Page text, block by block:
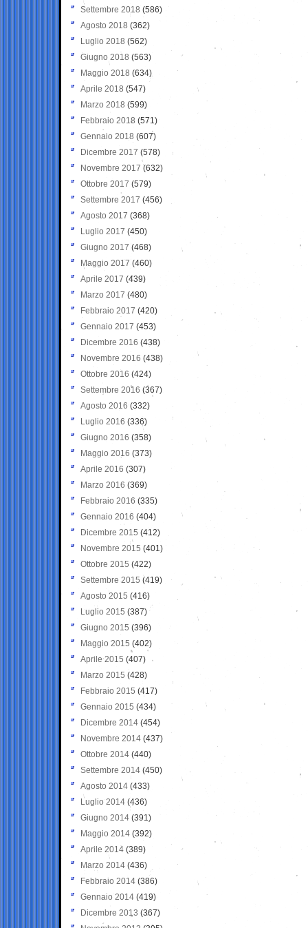
Settembre 2018 (586)
Agosto 2018 (362)
Luglio 2018 (562)
Giugno 2018 (563)
Maggio 2018 (634)
Aprile 2018 (547)
Marzo 2018 (599)
Febbraio 2018 (571)
Gennaio 2018 (607)
Dicembre 2017 (578)
Novembre 2017 (632)
Ottobre 2017 (579)
Settembre 2017 (456)
Agosto 2017 (368)
Luglio 2017 (450)
Giugno 2017 (468)
Maggio 2017 (460)
Aprile 2017 (439)
Marzo 2017 (480)
Febbraio 2017 (420)
Gennaio 2017 (453)
Dicembre 2016 (438)
Novembre 2016 (438)
Ottobre 2016 (424)
Settembre 2016 (367)
Agosto 2016 (332)
Luglio 2016 (336)
Giugno 2016 (358)
Maggio 2016 (373)
Aprile 2016 (307)
Marzo 2016 (369)
Febbraio 2016 (335)
Gennaio 2016 (404)
Dicembre 2015 (412)
Novembre 2015 (401)
Ottobre 2015 (422)
Settembre 2015 (419)
Agosto 2015 (416)
Luglio 2015 (387)
Giugno 2015 (396)
Maggio 2015 (402)
Aprile 2015 (407)
Marzo 2015 (428)
Febbraio 2015 (417)
Gennaio 2015 (434)
Dicembre 2014 (454)
Novembre 2014 (437)
Ottobre 2014 (440)
Settembre 2014 (450)
Agosto 2014 (433)
Luglio 2014 (436)
Giugno 2014 (391)
Maggio 2014 (392)
Aprile 2014 (389)
Marzo 2014 (436)
Febbraio 2014 (386)
Gennaio 2014 (419)
Dicembre 2013 (367)